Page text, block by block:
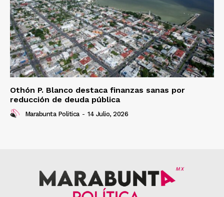
Othón P. Blanco destaca finanzas sanas por
reducción de deuda pública
Marabunta Politica - 14 Julio, 2026
MX